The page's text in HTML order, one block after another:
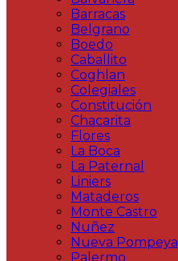
Barracas
Belgrano
Boedo
Caballito
Coghlan
Colegiales
Constitución
Chacarita
Flores
La Boca
La Paternal
Liniers
Mataderos
Monte Castro
Nuñez
Nueva Pompeya
Palermo